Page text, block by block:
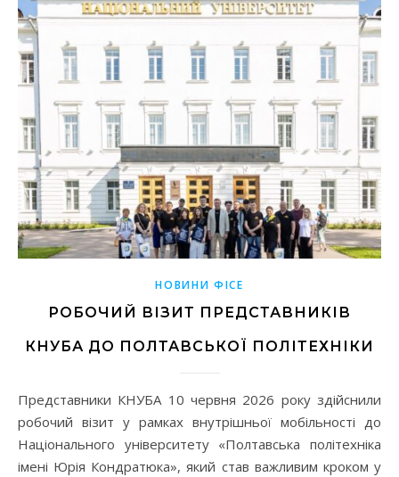
НОВИНИ ФІСЕ
РОБОЧИЙ ВІЗИТ ПРЕДСТАВНИКІВ
КНУБА ДО ПОЛТАВСЬКОЇ ПОЛІТЕХНІКИ
Представники КНУБА 10 червня 2026 року здійснили
робочий візит у рамках внутрішньої мобільності до
Національного університету «Полтавська політехніка
імені Юрія Кондратюка», який став важливим кроком у